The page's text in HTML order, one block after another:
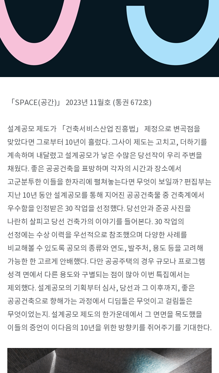
「SPACE(공간)」 2023년 11월호 (통권 672호)
설계공모 제도가 「건축서비스산업 진흥법」 제정으로 변곡점을
맞았다면 그로부터 10년이 흘렀다. 그사이 제도는 고치고, 더하기를
계속하며 내달렸고 설계공모가 낳은 수많은 당선작이 우리 주변을
채웠다. 좋은 공공건축을 표방하며 각자의 시간과 장소에서
고군분투한 이들을 한자리에 펼쳐놓는다면 무엇이 보일까? 편집부는
지난 10년 동안 설계공모를 통해 지어진 공공건축물 중 건축계에서
우수함을 인정받은 30 작업을 선정했다. 당선안과 준공 사진을
나란히 살피고 당선 건축가의 이야기를 들어본다. 30 작업의
선정에는 수상 이력을 우선적으로 참조했으며 다양한 사례를
비교해볼 수 있도록 공모의 종류와 연도, 발주처, 용도 등을 고려해
가능한 한 고르게 안배했다. 다만 공공주택의 경우 규모나 프로그램
성격 면에서 다른 용도와 구별되는 점이 많아 이번 특집에서는
제외했다. 설계공모의 기획부터 심사, 당선과 그 이후까지, 좋은
공공건축으로 향해가는 과정에서 디딤돌은 무엇이고 걸림돌은
무엇이었는지. 설계공모 제도의 한가운데에서 그 면면을 목도했을
이들의 증언이 이다음의 10년을 위한 방향키를 쥐어주기를 기대한다.